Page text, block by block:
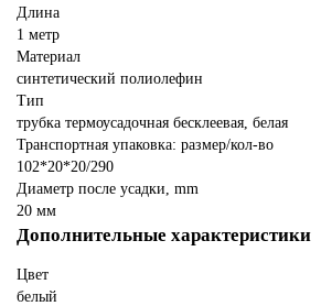
Длина
1 метр
Материал
синтетический полиолефин
Тип
трубка термоусадочная бесклеевая, белая
Транспортная упаковка: размер/кол-во
102*20*20/290
Диаметр после усадки, mm
20 мм
Дополнительные характеристики
Цвет
белый